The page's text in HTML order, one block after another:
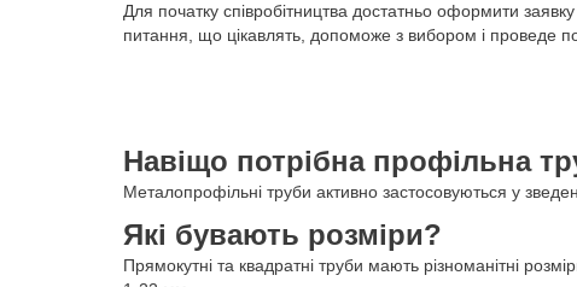
Для початку співробітництва достатньо оформити
питання, що цікавлять, допоможе з вибором і проведе
Навіщо потрібна профільна
Металопрофільні труби активно застосовуються у
Які бувають розміри?
Прямокутні та квадратні труби мають різноманітні